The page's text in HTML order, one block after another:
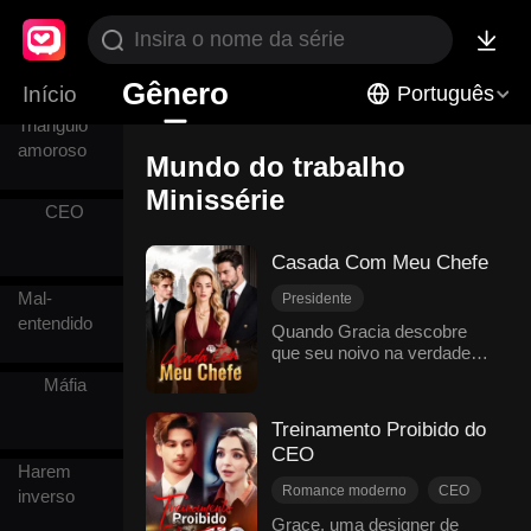
Início Gênero Português
Suspense
Triângulo
amoroso
CEO
Mal-
entendido
Máfia
Harem
inverso
Mundo do trabalho
Minissérie
Casada Com Meu Chefe
Presidente
Doçura de amor
Mundo do trabalho
Caso de uma noite
Amor moderno
Quando Gracia descobre
que seu noivo na verdade
mantenha o noivado.
Desesperada, ela sai para
afogar as mágoas na bebida
e, acidentalmente, acaba na
sua surpresa, acaba sendo
Treinamento Proibido do
CEO
Romance moderno
CEO
Secretário
Grace, uma designer de